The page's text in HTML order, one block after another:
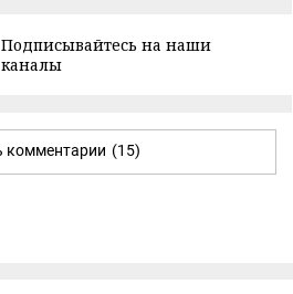
Подписывайтесь на наши
каналы
комментарии (15)